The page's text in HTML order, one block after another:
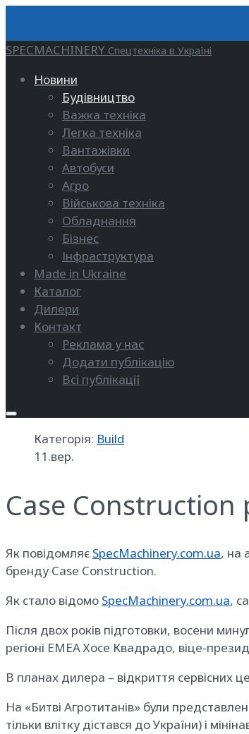
SPECMACHINERY Спецтехніка в Україні
Новини
Будівництво
Важка техніка
Легка техніка
Вантажівки
Автобуси
Агро
Військова техніка
Обладнання
Бізнес
Інфраструктура
Made in Ukraine
Каталог
Дилери
Контакт
Реклама у нас
Додати публікацію
Всі публікації
Категорія: Build
11.вер.
Case Construction
Як повідомляє SpecMachinery.com.ua, на
бренду Case Construction.
Як стало відомо SpecMachinery.com.ua,
Після двох років підготовки, восени
регіоні EMEA Хосе Квадрадо, віце-
В планах дилера – відкриття сервісних
На «Битві Агротитанів» були
тільки влітку дістався до України) і